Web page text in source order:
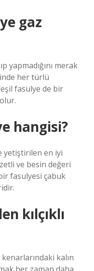
gaz
yapmadığını merak
her türlü
fasulye de bir
hangisi?
yetiştirilen en iyi
ve besin değeri
fasulyesi çabuk
kılçıklı
kalın